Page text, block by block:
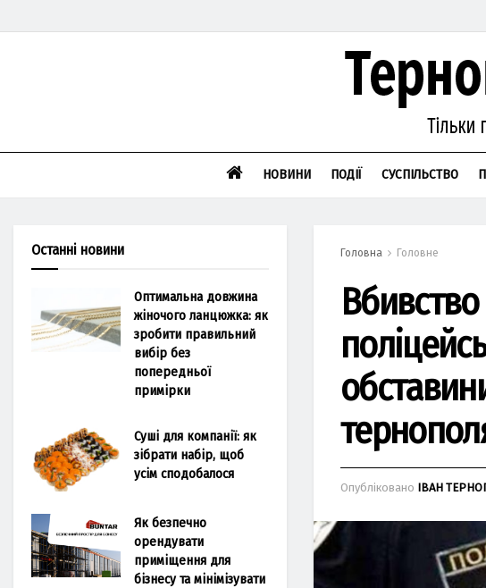
НОВИНИ ПОДІЇ СУСПІЛЬСТВО
Головна Головне
Вбивство
Опубліковано ІВАН
Останні новини
Оптимальна довжина
жіночого ланцюжка: як
зробити правильний
вибір без
попередньої
примірки
Суші для компанії: як
зібрати набір, щоб
усім сподобалося
Як безпечно
орендувати
приміщення для
бізнесу та мінімізувати